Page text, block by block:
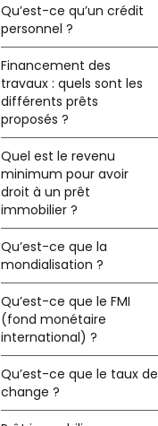
Qu’est-ce qu’un crédit
personnel ?
Financement des
travaux : quels sont les
différents prêts
proposés ?
Quel est le revenu
minimum pour avoir
droit à un prêt
immobilier ?
Qu’est-ce que la
mondialisation ?
Qu’est-ce que le FMI
(fond monétaire
international) ?
Qu’est-ce que le taux de
change ?